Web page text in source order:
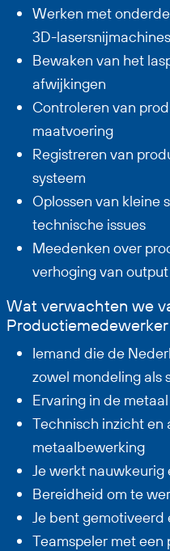
Werken met
3D-lasersnijmachines
Bewaken van het
afwijkingen
Controleren van
maatvoering
Registreren van
systeem
Oplossen van kleine
technische issues
Meedenken over
verhoging van output
Wat verwachten we
Iemand die de
zowel mondeling als
Ervaring in de
Technisch inzicht en
metaalbewerking
Je werkt
Bereidheid om te
Je bent
Teamspeler met